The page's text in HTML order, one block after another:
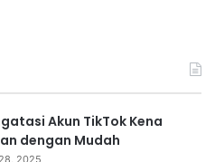
Akun TikTok Kena
dengan Mudah
2025